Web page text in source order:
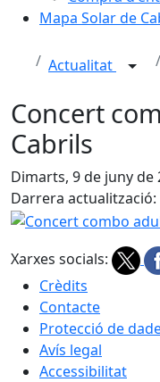
Mapa Solar de
Actualitat
Concert
Cabrils
Dimarts, 9 de juny de
Darrera actualització:
Concert combo
Xarxes socials:
Crèdits
Contacte
Protecció de
Avís legal
Accessibilitat